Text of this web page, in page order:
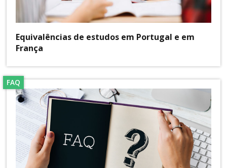
Equivalências de estudos em Portugal e em
França
FAQ